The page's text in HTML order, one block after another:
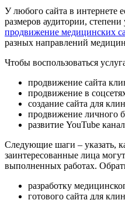
У любого сайта в интернете
размеров аудитории,
продвижение медицинских
разных направлений
Чтобы воспользоваться
продвижение сайта
продвижение в
создание сайта для
продвижение личного
развитие YouTube
Следующие шаги – указать,
заинтересованные лица
выполненных работах.
разработку
готового сайта для